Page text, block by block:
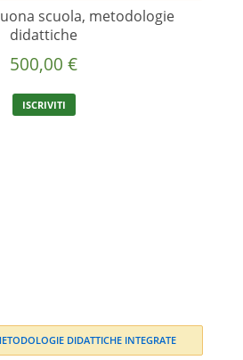
scuola, metodologie
didattiche
500,00 €
ISCRIVITI